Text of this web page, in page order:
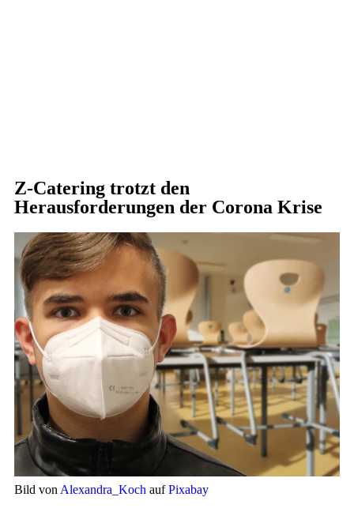
Z-Catering trotzt den
Herausforderungen der Corona Krise
Bild von Alexandra_Koch aufPixabay